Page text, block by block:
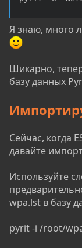
Я знаю, много
Шикарно,
базу данных
Сейчас, когда
давайте
Используйте
wpa.lst в базу
pyrit -i /root/